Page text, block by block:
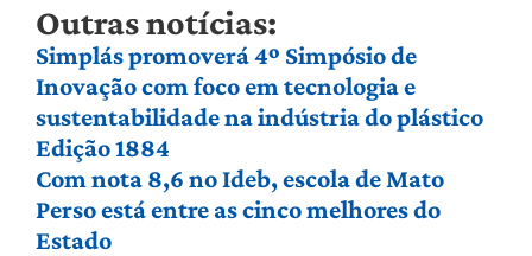
Outras notícias:
Simplás promoverá 4º Simpósio de
Inovação com foco em tecnologia e
sustentabilidade na indústria do plástico
Edição 1884
Com nota 8,6 no Ideb, escola de Mato
Perso está entre as cinco melhores do
Estado